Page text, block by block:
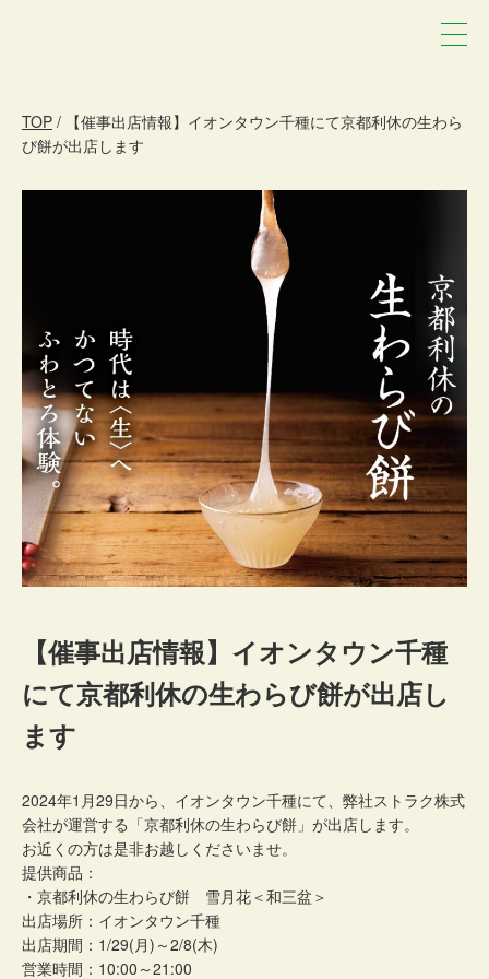
TOP / 【催事出店情報】イオンタウン千種にて京都利休の生わら
び餅が出店します
【催事出店情報】イオンタウン千種
にて京都利休の生わらび餅が出店し
ます
2024年1月29日から、イオンタウン千種にて、弊社ストラク株式
会社が運営する「京都利休の生わらび餅」が出店します。
お近くの方は是非お越しくださいませ。
提供商品：
・京都利休の生わらび餅 雪月花＜和三盆＞
出店場所：イオンタウン千種
出店期間：1/29(月)～2/8(木)
営業時間：10:00～21:00